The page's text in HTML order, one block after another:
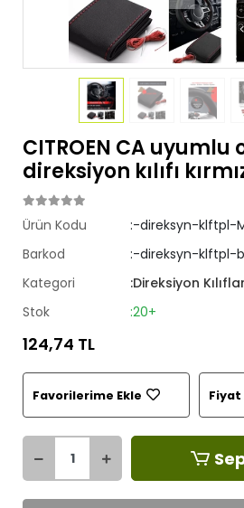
CITROEN CA
direksiyon kılıfı
Ürün Kodu
:-direksyn-klftpl-
Barkod
:-direksyn-klftpl-
Kategori
:Direksiyon
Stok
:20+
124,74 TL
Favorilerime Ekle Fiyat